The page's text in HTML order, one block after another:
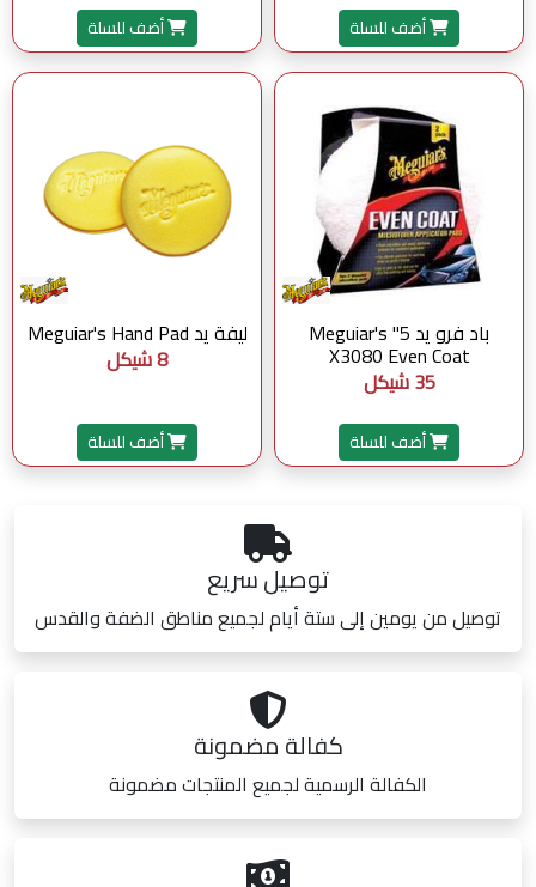
أضف للسلة أضف للسلة
باد فرو يد 5" Meguiar's
X3080 Even Coat
35 شيكل
أضف للسلة
ليفة يد Meguiar's Hand Pad
8 شيكل
أضف للسلة
توصيل سريع
توصيل من يومين إلى ستة أيام لجميع مناطق الضفة والقدس
كفالة مضمونة
الكفالة الرسمية لجميع المنتجات مضمونة